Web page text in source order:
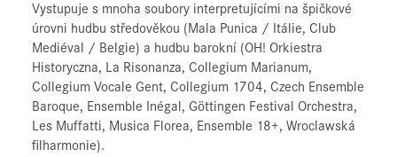
Vystupuje s mnoha soubory interpretujícími na špičkové
úrovni hudbu středověkou (Mala Punica / Itálie, Club
Mediéval / Belgie) a hudbu barokní (OH! Orkiestra
Historyczna, La Risonanza, Collegium Marianum,
Collegium Vocale Gent, Collegium 1704, Czech Ensemble
Baroque, Ensemble Inégal, Göttingen Festival Orchestra,
Les Muffatti, Musica Florea, Ensemble 18+, Wroclawská
filharmonie).